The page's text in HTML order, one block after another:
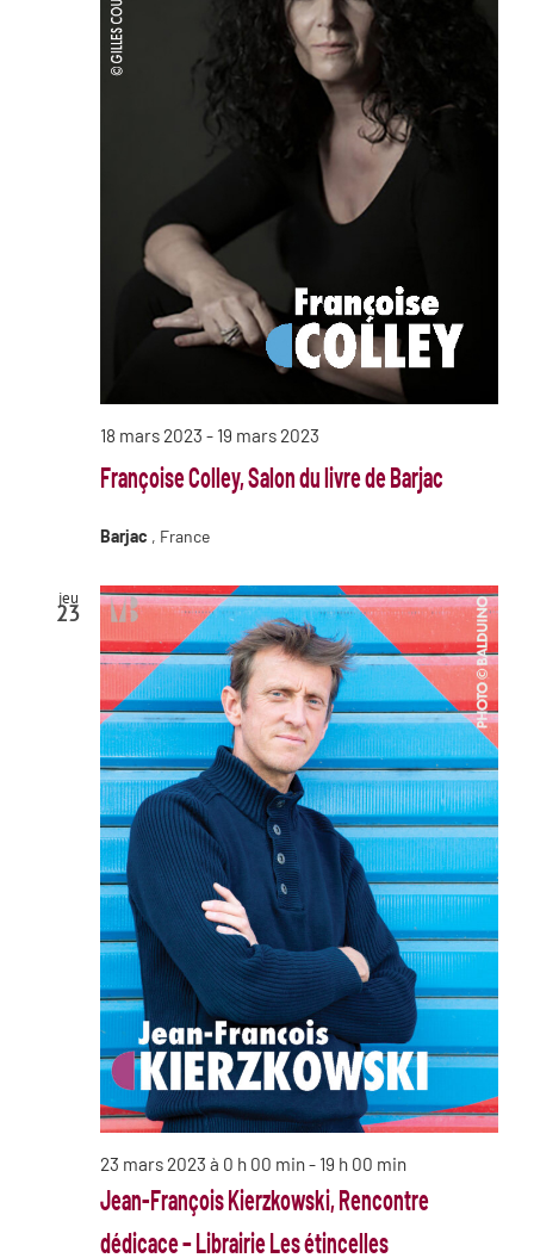
Françoise Colley, Salon du livre de Barjac
18 mars 2023 - 19 mars 2023
Barjac , France
jeu
23
Jean-François Kierzkowski, Rencontre
dédicace – Librairie Les étincelles
23 mars 2023 à 0 h 00 min- 19 h 00 min